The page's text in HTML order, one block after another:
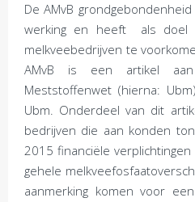
De AMvB
werking en heeft als doel
melkveebedrijven te
AMvB is een artikel aan
Meststoffenwet (hierna:
Ubm. Onderdeel van dit
bedrijven die aan konden
2015 financiële
gehele
aanmerking komen voor